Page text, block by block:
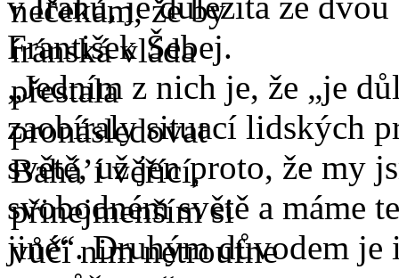
František Šebej.
„Jedním z nich je, že „je
zaobíraly situací lidských
světě, už jen proto, že my
svobodném světě a máme
jiné“. Druhým důvodem je